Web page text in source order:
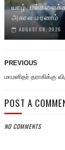
யாழ்.
அகால மரணம்
AUGUST 08, 2026
PREVIOUS
மாமனிதர் தராகிக்கு
POST A
NO COMMENTS